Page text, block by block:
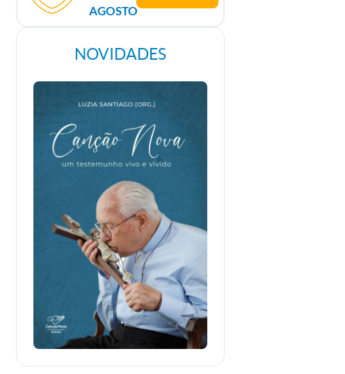
AGOSTO
NOVIDADES